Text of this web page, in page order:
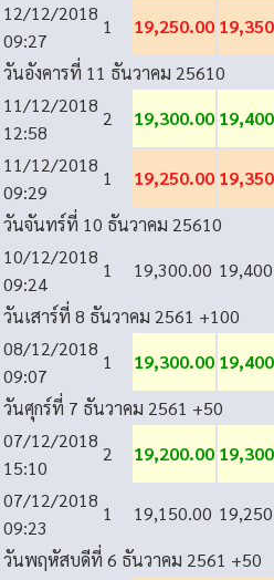
12/12/2018
09:27
1 19,250.00
วันอังคารที่ 11 ธันวาคม 25610
11/12/2018
12:58
2 19,300.00
11/12/2018
09:29
1 19,250.00
วันจันทร์ที่ 10 ธันวาคม 25610
10/12/2018
09:24
1 19,300.00
วันเสาร์ที่ 8 ธันวาคม 2561 +100
08/12/2018
09:07
1 19,300.00
วันศุกร์ที่ 7 ธันวาคม 2561 +50
07/12/2018
15:10
2 19,200.00
07/12/2018
09:23
1 19,150.00
วันพฤหัสบดีที่ 6 ธันวาคม 2561 +50